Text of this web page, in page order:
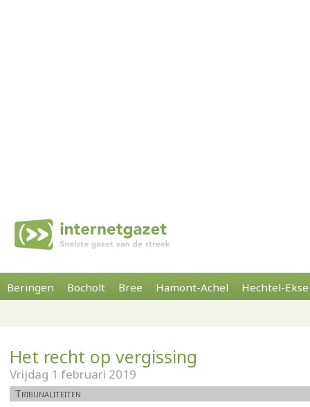
Beringen Bocholt Bree Hamont-Achel Hechtel-
Het recht op vergissing
Vrijdag 1 februari 2019
Tribunaliteiten